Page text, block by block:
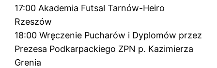
17:00 Akademia Futsal Tarnów-Heiro
Rzeszów
18:00 Wręczenie Pucharów i Dyplomów przez
Prezesa Podkarpackiego ZPN p. Kazimierza
Grenia